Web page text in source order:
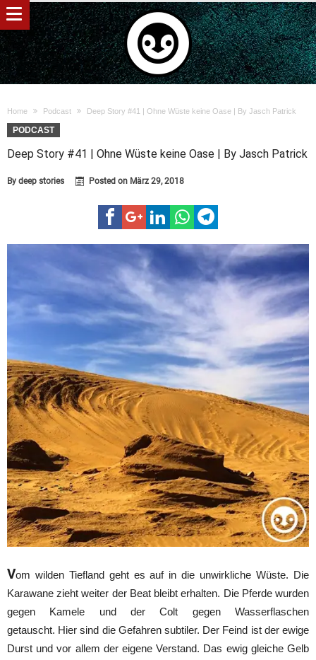
Home Podcast Deep Story #41 | Ohne Wüste keine Oase | By Jasch Patrick
PODCAST
Deep Story #41 | Ohne Wüste keine Oase | By Jasch Patrick
By deep stories Posted on März 29, 2018
Vom wilden Tiefland geht es auf in die unwirkliche Wüste. Die
Karawane zieht weiter der Beat bleibt erhalten. Die Pferde wurden
gegen Kamele und der Colt gegen Wasserflaschen
getauscht. Hier sind die Gefahren subtiler. Der Feind ist der ewige
Durst und vor allem der eigene Verstand. Das ewig gleiche Gelb